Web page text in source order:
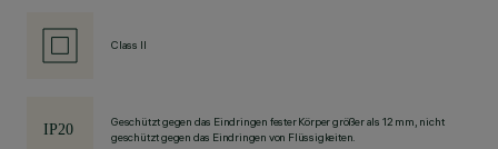
Class II
Geschützt gegen das Eindringen fester Körper größer als 12 mm, nicht
geschützt gegen das Eindringen von Flüssigkeiten.